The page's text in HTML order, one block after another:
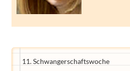
11. Schwangerschaftswoche